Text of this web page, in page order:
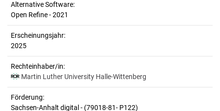
Alternative Software:
Open Refine - 2021
Erscheinungsjahr:
2025
Rechteinhaber/in:
Martin Luther University Halle-Wittenberg
Förderung:
Sachsen-Anhalt digital - (79018-81- P122)